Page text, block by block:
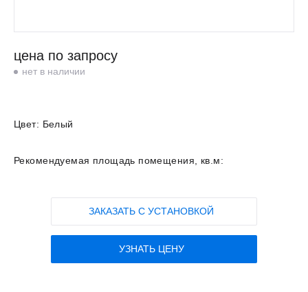
цена по запросу
нет в наличии
Цвет: Белый
Рекомендуемая площадь помещения, кв.м:
ЗАКАЗАТЬ С УСТАНОВКОЙ
УЗНАТЬ ЦЕНУ